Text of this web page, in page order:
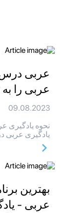
عربی درس
عربی را
09.08.2023
نحوه یادگیری
یادگیری عربی
بهترین
عربی -